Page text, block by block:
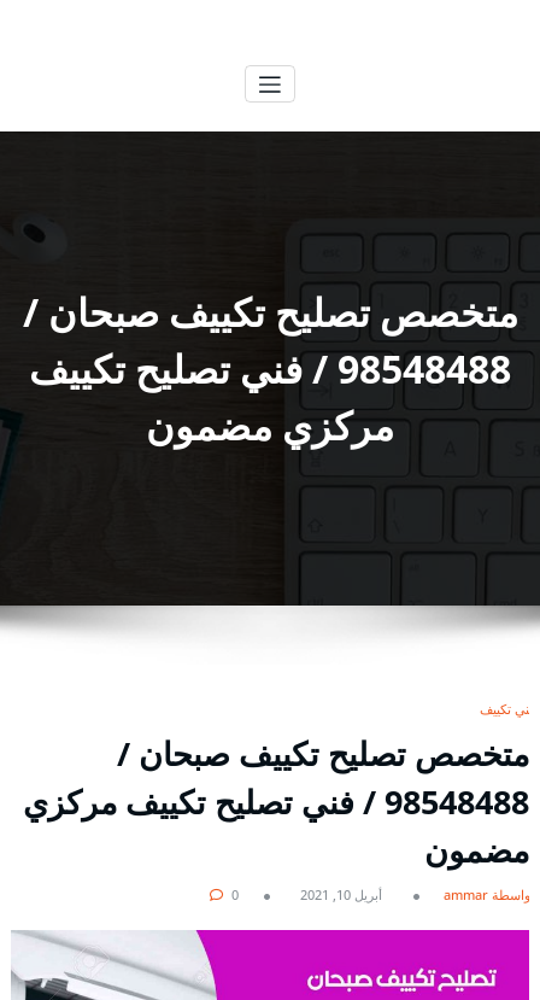
متخصص تصليح تكييف صبحان /
98548488 / فني تصليح تكييف
مركزي مضمون
فني تكييف
متخصص تصليح تكييف صبحان /
98548488 / فني تصليح تكييف مركزي
مضمون
بواسطة ammar أبريل 10, 2021 0